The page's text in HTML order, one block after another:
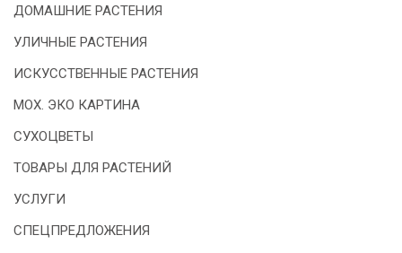
ДОМАШНИЕ РАСТЕНИЯ
УЛИЧНЫЕ РАСТЕНИЯ
ИСКУССТВЕННЫЕ РАСТЕНИЯ
МОХ. ЭКО КАРТИНА
СУХОЦВЕТЫ
ТОВАРЫ ДЛЯ РАСТЕНИЙ
УСЛУГИ
СПЕЦПРЕДЛОЖЕНИЯ